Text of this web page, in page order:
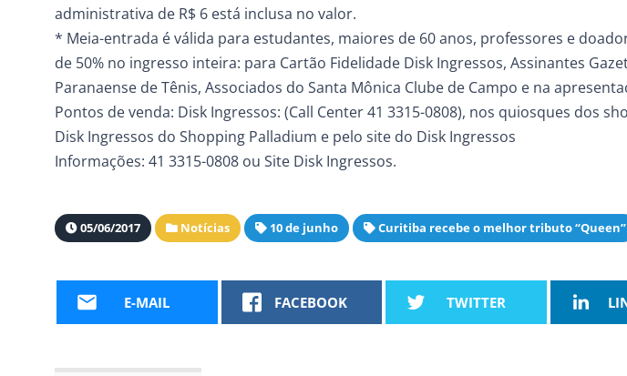
administrativa de R$ 6 está inclusa no valor.
* Meia-entrada é válida para estudantes, maiores de 60 anos, professores e
de 50% no ingresso inteira: para Cartão Fidelidade Disk Ingressos, Assinantes
Paranaense de Tênis, Associados do Santa Mônica Clube de Campo e na
Pontos de venda: Disk Ingressos: (Call Center 41 3315-0808), nos quiosques dos
Disk Ingressos do Shopping Palladium e pelo site do Disk Ingressos
Informações: 41 3315-0808 ou Site Disk Ingressos.
05/06/2017 Notícias 10 de junho Curitiba recebe o melhor tributo “Queen”
E-MAIL FACEBOOK TWITTER